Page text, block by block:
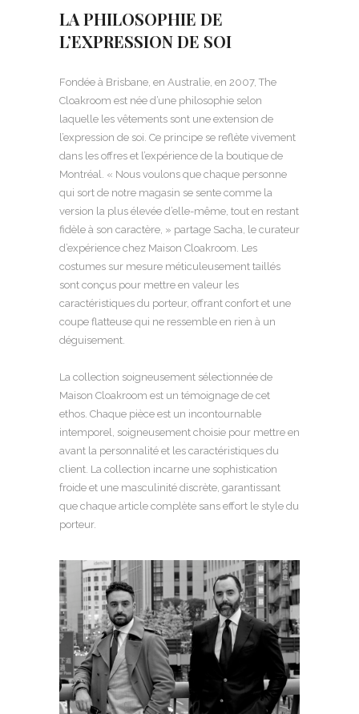
LA PHILOSOPHIE DE
L’EXPRESSION DE SOI
Fondée à Brisbane, en Australie, en 2007, The
Cloakroom est née d’une philosophie selon
laquelle les vêtements sont une extension de
l’expression de soi. Ce principe se reflète vivement
dans les offres et l’expérience de la boutique de
Montréal. « Nous voulons que chaque personne
qui sort de notre magasin se sente comme la
version la plus élevée d’elle-même, tout en restant
fidèle à son caractère, » partage Sacha, le curateur
d’expérience chez Maison Cloakroom. Les
costumes sur mesure méticuleusement taillés
sont conçus pour mettre en valeur les
caractéristiques du porteur, offrant confort et une
coupe flatteuse qui ne ressemble en rien à un
déguisement.
La collection soigneusement sélectionnée de
Maison Cloakroom est un témoignage de cet
ethos. Chaque pièce est un incontournable
intemporel, soigneusement choisie pour mettre en
avant la personnalité et les caractéristiques du
client. La collection incarne une sophistication
froide et une masculinité discrète, garantissant
que chaque article complète sans effort le style du
porteur.